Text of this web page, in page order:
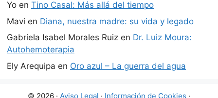
Yo en Tino Casal: Más allá del tiempo
Mavi en Diana, nuestra madre: su vida y legado
Gabriela Isabel Morales Ruiz en Dr. Luiz Moura:
Autohemoterapia
Ely Arequipa en Oro azul – La guerra del agua
© 2026 · Aviso Legal · Información de Cookies ·